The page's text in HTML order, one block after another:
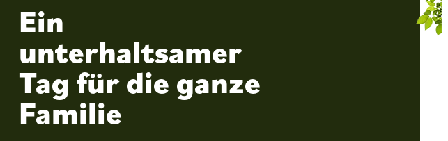
Ein
unterhaltsamer
Tag für die ganze
Familie